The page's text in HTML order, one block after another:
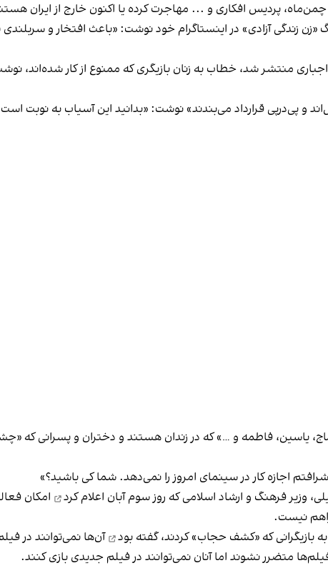
پردیس افکاری و ... مهاجرت کرده یا اکنون خارج از ایران
زندگی آزادی» در اینستاگرام خود نوشت: «باعث افتخار و
منتشر شد، خطاب به زنان بازیگری که ممنوع‌ از کار شده‌اند،
و پی‌درپی قرارداد می‌بندند» نوشت: «بدانید این آسیاب به نوبت
یاسین، فاطمه و …» که در زندان هستند و دختران و پسرانی که
اجازه کار در سینمای امروز را نمی‌دهد. شما کی باشید؟»
وزیر فرهنگ و ارشاد اسلامی که روز سوم آبان اعلام کرد
امکان
نیست.
بازیگرانی که «کشف حجاب» کردند،گفته بود
آن‌ها نمی‌توانند در
متضرر نشوند اما آنان نمی‌توانند در فیلم جدیدی بازی کنند.